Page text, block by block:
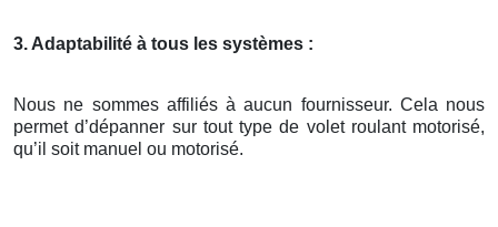
3. Adaptabilité à tous les systèmes :
Nous ne sommes affiliés à aucun fournisseur. Cela nous
permet d’dépanner sur tout type de volet roulant motorisé,
qu’il soit manuel ou motorisé.